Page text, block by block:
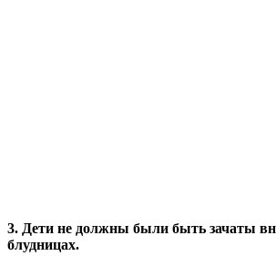
3. Дети не должны были быть зачаты
блудницах.